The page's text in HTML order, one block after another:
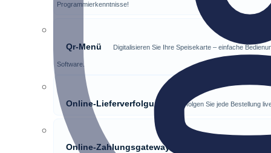
Programmierkenntnisse!
Qr-Menü Digitalisieren Sie Ihre Speisekarte – einfache
Software.
Online-Lieferverfolgung Verfolgen Sie jede Bestellung
Online-Zahlungsgateways